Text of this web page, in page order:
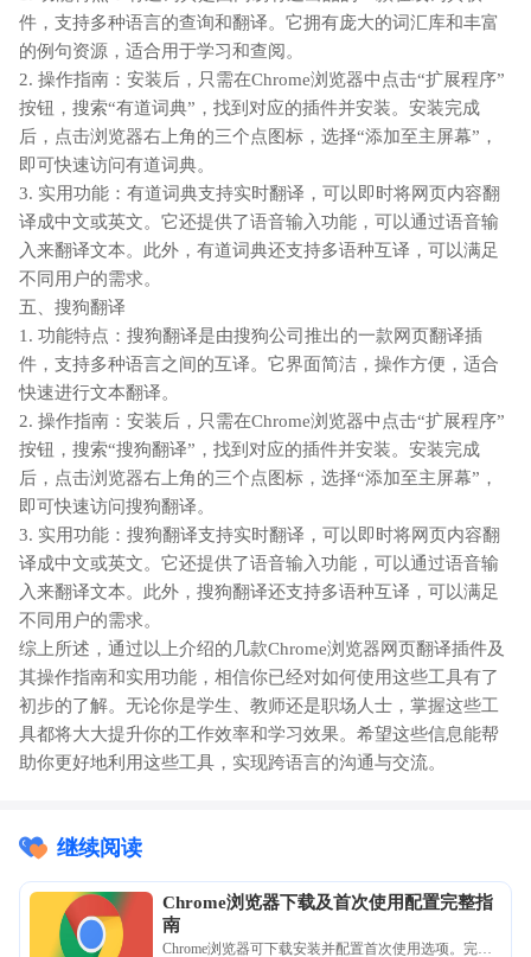
件，支持多种语言的查询和翻译。它拥有庞大的词汇库和丰富
的例句资源，适合用于学习和查阅。
2. 操作指南：安装后，只需在Chrome浏览器中点击“扩展程序”
按钮，搜索“有道词典”，找到对应的插件并安装。安装完成
后，点击浏览器右上角的三个点图标，选择“添加至主屏幕”，
即可快速访问有道词典。
3. 实用功能：有道词典支持实时翻译，可以即时将网页内容翻
译成中文或英文。它还提供了语音输入功能，可以通过语音输
入来翻译文本。此外，有道词典还支持多语种互译，可以满足
不同用户的需求。
五、搜狗翻译
1. 功能特点：搜狗翻译是由搜狗公司推出的一款网页翻译插
件，支持多种语言之间的互译。它界面简洁，操作方便，适合
快速进行文本翻译。
2. 操作指南：安装后，只需在Chrome浏览器中点击“扩展程序”
按钮，搜索“搜狗翻译”，找到对应的插件并安装。安装完成
后，点击浏览器右上角的三个点图标，选择“添加至主屏幕”，
即可快速访问搜狗翻译。
3. 实用功能：搜狗翻译支持实时翻译，可以即时将网页内容翻
译成中文或英文。它还提供了语音输入功能，可以通过语音输
入来翻译文本。此外，搜狗翻译还支持多语种互译，可以满足
不同用户的需求。
综上所述，通过以上介绍的几款Chrome浏览器网页翻译插件及
其操作指南和实用功能，相信你已经对如何使用这些工具有了
初步的了解。无论你是学生、教师还是职场人士，掌握这些工
具都将大大提升你的工作效率和学习效果。希望这些信息能帮
助你更好地利用这些工具，实现跨语言的沟通与交流。
继续阅读
Chrome浏览器下载及首次使用配置完整指
南
Chrome浏览器可下载安装并配置首次使用选项。完整